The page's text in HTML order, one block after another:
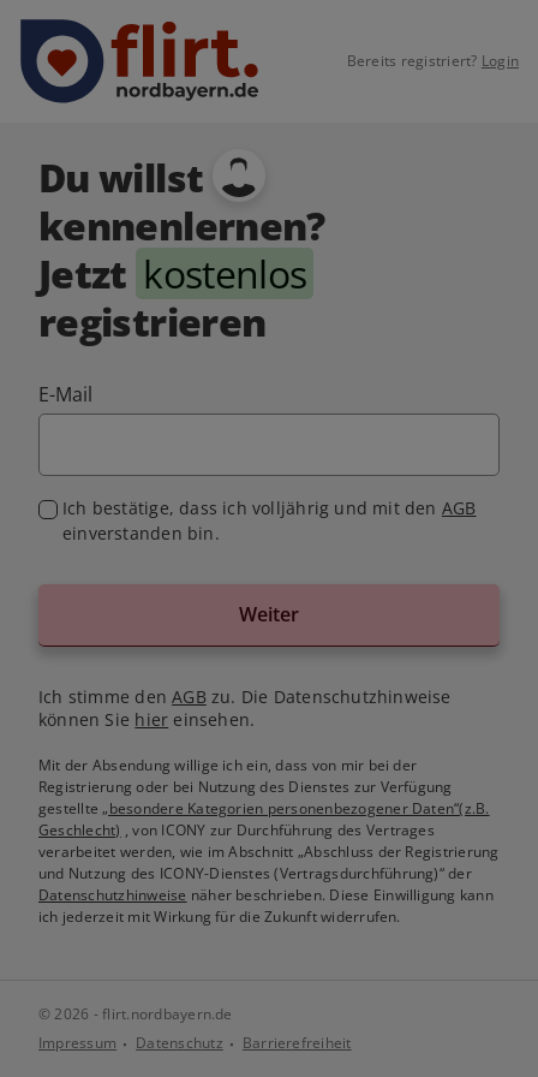
Bereits registriert? Login
Du willst
kennenlernen?
Jetzt kostenlos
registrieren
E-Mail
Ich bestätige, dass ich volljährig und mit den AGB
einverstanden bin.
Weiter
Ich stimme denAGB zu. Die Datenschutzhinweise
können Sie hier einsehen.
Mit der Absendung willige ich ein, dass von mir bei der
Registrierung oder bei Nutzung des Dienstes zur Verfügung
gestellte„besondere Kategorien personenbezogener Daten“(z.B.
Geschlecht) , von ICONY zur Durchführung des Vertrages
verarbeitet werden, wie im Abschnitt „Abschluss der Registrierung
und Nutzung des ICONY-Dienstes (Vertragsdurchführung)“ der
Datenschutzhinweise näher beschrieben. Diese Einwilligung kann
ich jederzeit mit Wirkung für die Zukunft widerrufen.
© 2026 - flirt.nordbayern.de
Impressum
Datenschutz Barrierefreiheit